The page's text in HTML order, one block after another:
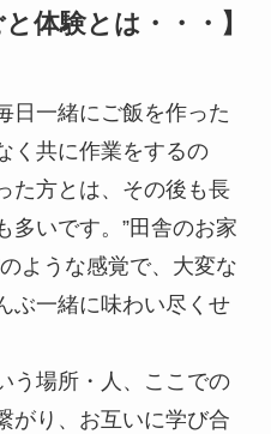
体験とは・・・】
日一緒にご飯を作った
く共に作業をするの
た方とは、その後も長
多いです。”田舎のお家
ような感覚で、大変な
ぶ一緒に味わい尽くせ
う場所・人、ここでの
がり、お互いに学び合